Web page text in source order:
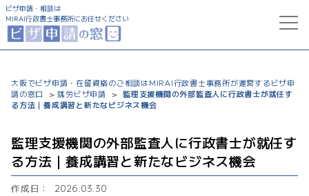
ビザ申請・相談は
MIRAI行政書士事務所にお任せください
サービス一覧
就労ビザ申請
特定技能ビザ申請
コラム
ビザ申請支援実績
大阪でビザ申請・在留資格のご相談はMIRAI行政書士事務所が運営するビザ申
請の窓口
>就労ビザ申請 > 監理支援機関の外部監査人に行政書士が就任す
る方法｜養成講習と新たなビジネス機会
監理支援機関の外部監査人に行政書士が就任す
る方法｜養成講習と新たなビジネス機会
作成日：
2026.03.30